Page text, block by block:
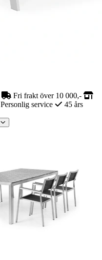
Fri frakt över 10 000,-
Personlig service
45 års